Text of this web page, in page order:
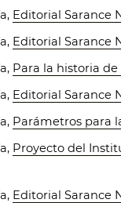
Editorial Sarance
Editorial Sarance
Para la historia
Editorial Sarance
Parámetros para
Proyecto del
Editorial Sarance